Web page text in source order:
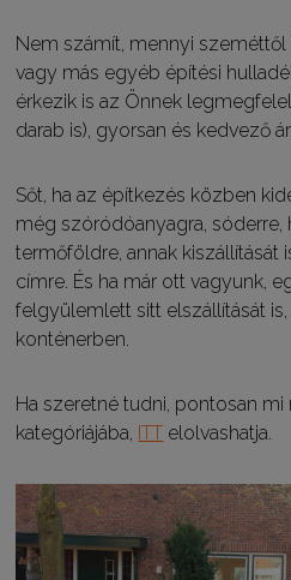
Nem számít, mennyi
vagy más egyéb építési
érkezik is az Önnek
darab is), gyorsan és kedvező
Sőt, ha az építkezés közben
még szóródóanyagra, sóderre,
termőföldre, annak kiszállítását
címre. És ha már ott vagyunk,
felgyülemlett sitt elszállítását
konténerben.
Ha szeretné tudni, pontosan
kategóriájába, ITT elolvashatja.